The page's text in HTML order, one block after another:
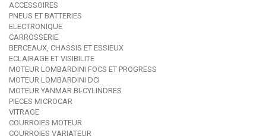
ACCESSOIRES
PNEUS ET BATTERIES
ELECTRONIQUE
CARROSSERIE
BERCEAUX, CHASSIS ET ESSIEUX
ECLAIRAGE ET VISIBILITE
MOTEUR LOMBARDINI FOCS ET PROGRESS
MOTEUR LOMBARDINI DCI
MOTEUR YANMAR BI-CYLINDRES
PIECES MICROCAR
VITRAGE
COURROIES MOTEUR
COURROIES VARIATEUR